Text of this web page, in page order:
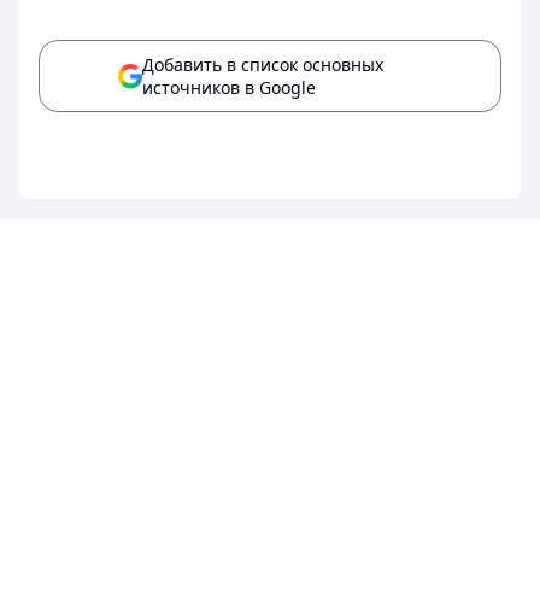
Добавить в список основных
источников в Google